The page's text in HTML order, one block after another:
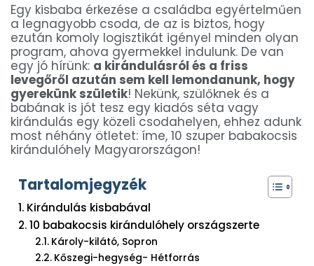
Egy kisbaba érkezése a családba egyértelműen
a legnagyobb csoda, de az is biztos, hogy
ezután komoly logisztikát igényel minden olyan
program, ahova gyermekkel indulunk. De van
egy jó hírünk: a kirándulásról és a friss
levegőről azután sem kell lemondanunk, hogy
gyerekünk születik! Nekünk, szülőknek és a
babának is jót tesz egy kiadós séta vagy
kirándulás egy közeli csodahelyen, ehhez adunk
most néhány ötletet: íme, 10 szuper babakocsis
kirándulóhely Magyarországon!
Tartalomjegyzék
Kirándulás kisbabával
10 babakocsis kirándulóhely országszerte
Károly-kilátó, Sopron
Kőszegi-hegység- Hétforrás